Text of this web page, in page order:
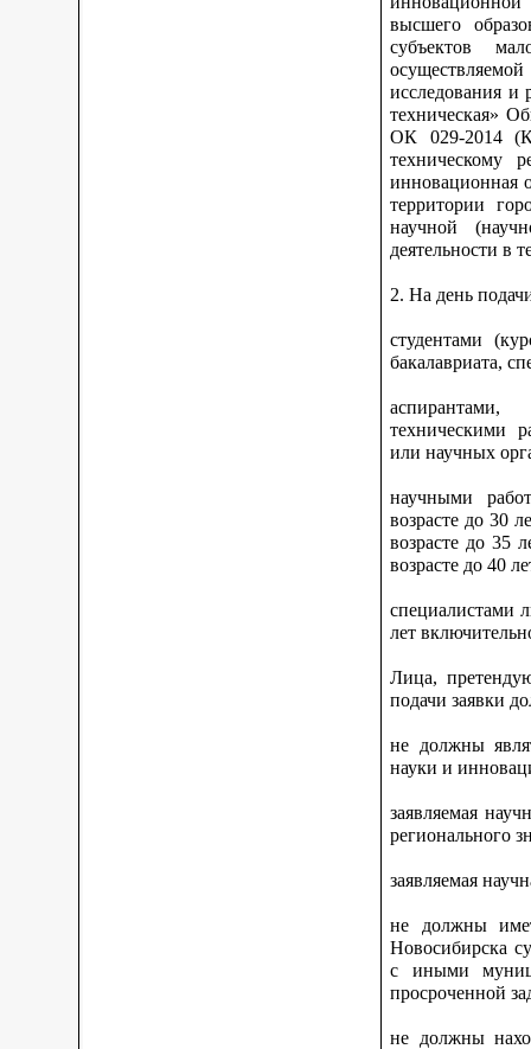
высшего
субъектов
исследования и
техническая»
ОК 029-2014
техническому
инновационная
территории
научной
деятельности в
2. На день
студентами
бакалавриата,
техническими
или научных
научными
возрасте до 30
возрасте до 35
возрасте до 40
специалистами
лет
Лица,
подачи заявки
не должны
науки и
заявляемая
регионального
заявляемая
не должны
Новосибирска
с иными
просроченной
не должны